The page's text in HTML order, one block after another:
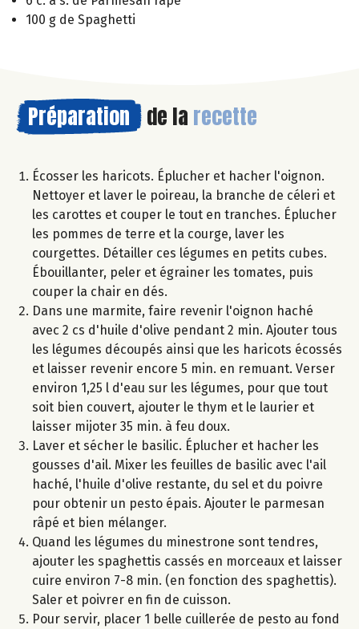
100 g de Spaghetti
Préparation de la recette
Écosser les haricots. Éplucher et hacher l'oignon.
Nettoyer et laver le poireau, la branche de céleri et
les carottes et couper le tout en tranches. Éplucher
les pommes de terre et la courge, laver les
courgettes. Détailler ces légumes en petits cubes.
Ébouillanter, peler et égrainer les tomates, puis
couper la chair en dés.
Dans une marmite, faire revenir l'oignon haché
avec 2 cs d'huile d'olive pendant 2 min. Ajouter tous
les légumes découpés ainsi que les haricots écossés
et laisser revenir encore 5 min. en remuant. Verser
environ 1,25 l d'eau sur les légumes, pour que tout
soit bien couvert, ajouter le thym et le laurier et
laisser mijoter 35 min. à feu doux.
Laver et sécher le basilic. Éplucher et hacher les
gousses d'ail. Mixer les feuilles de basilic avec l'ail
haché, l'huile d'olive restante, du sel et du poivre
pour obtenir un pesto épais. Ajouter le parmesan
râpé et bien mélanger.
Quand les légumes du minestrone sont tendres,
ajouter les spaghettis cassés en morceaux et laisser
cuire environ 7-8 min. (en fonction des spaghettis).
Saler et poivrer en fin de cuisson.
Pour servir, placer 1 belle cuillerée de pesto au fond